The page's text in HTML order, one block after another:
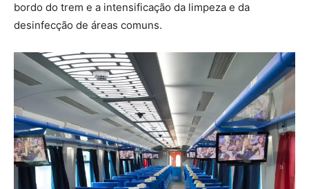
bordo do trem e a intensificação da limpeza e da
desinfecção de áreas comuns.